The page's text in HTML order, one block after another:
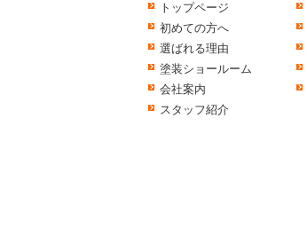
トップページ
初めての方へ
選ばれる理由
塗装ショールーム
会社案内
スタッフ紹介